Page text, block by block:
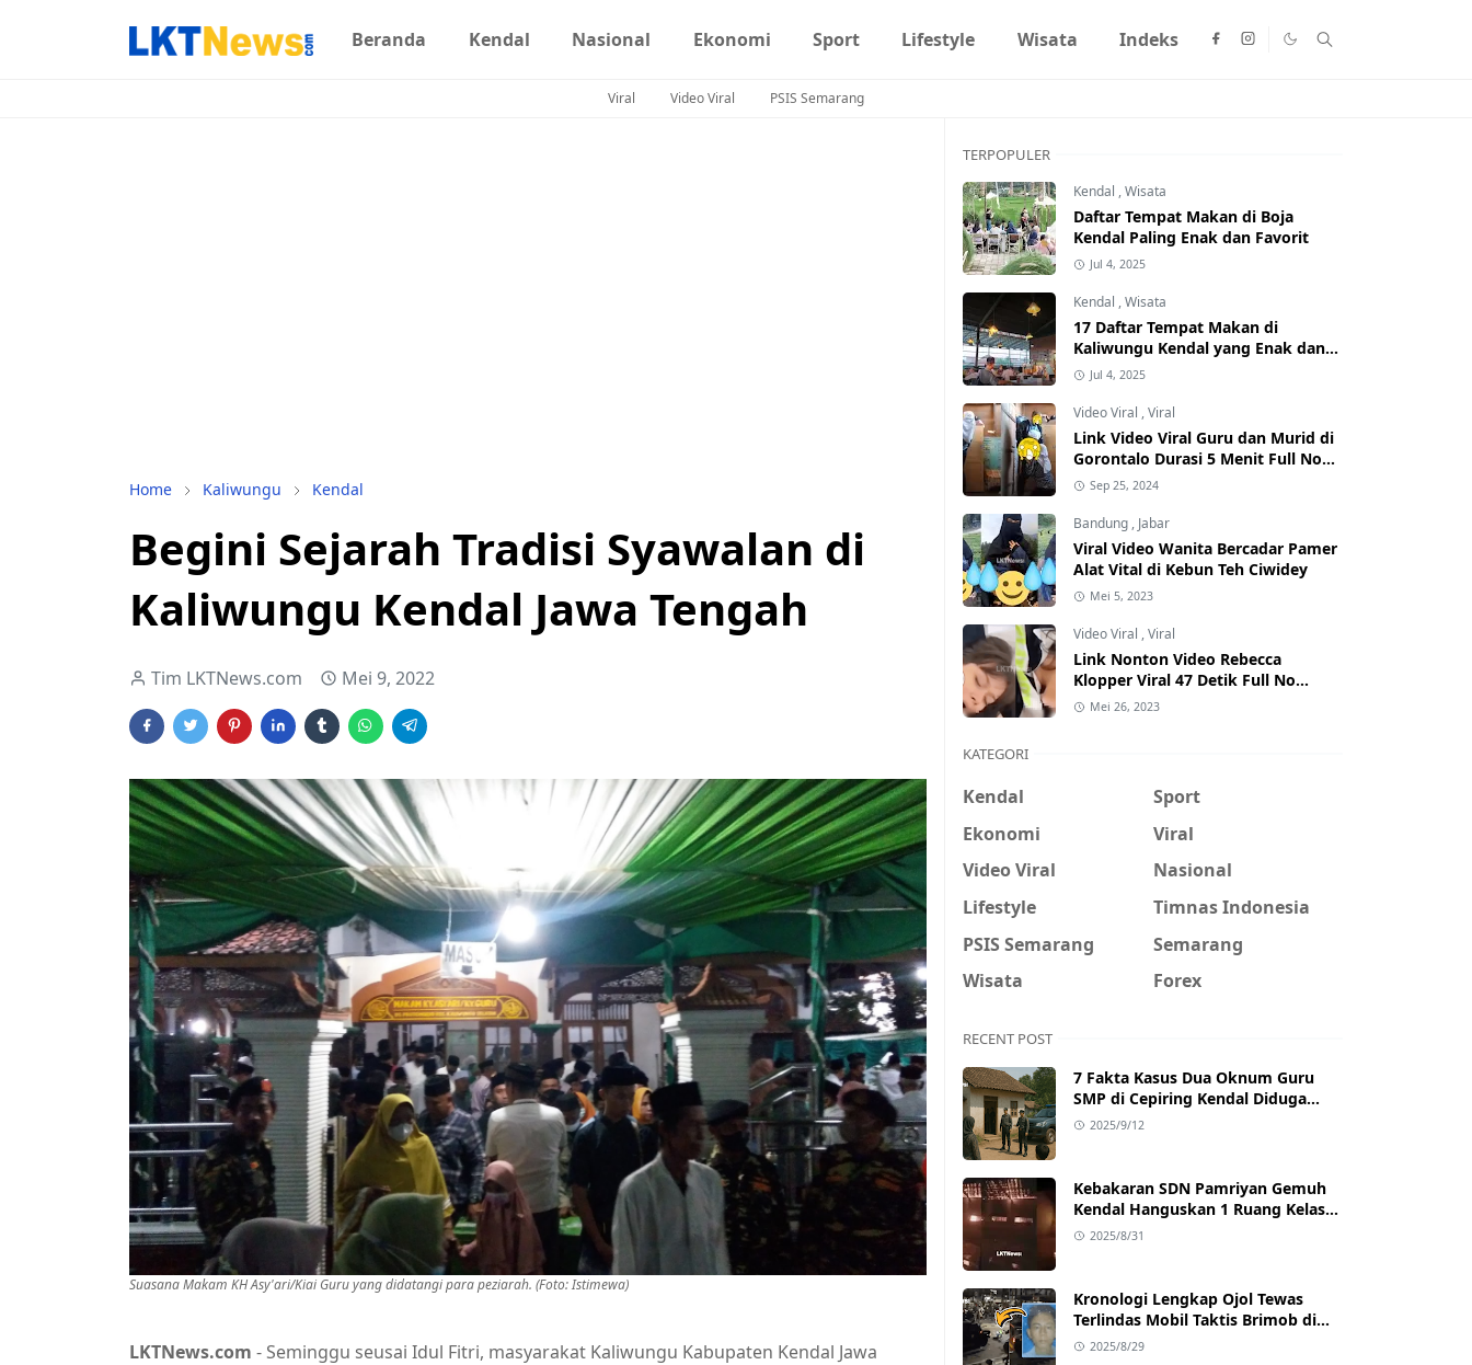
Beranda Kendal Nasional Ekonomi Sport Lifestyle Wisata Indeks
Viral Video Viral PSIS Semarang
Home Kaliwungu Kendal
Begini Sejarah Tradisi Syawalan di
Kaliwungu Kendal Jawa Tengah
Tim LKTNews.com Mei 9, 2022
Suasana Makam KH Asy'ari/Kiai Guru yang didatangi para peziarah. (Foto: Istimewa)
LKTNews.com - Seminggu seusai Idul Fitri, masyarakat Kaliwungu Kabupaten Kendal Jawa
TERPOPULER
Kendal ,Wisata
Daftar Tempat Makan di Boja
Kendal Paling Enak dan Favorit
Jul 4, 2025
Kendal ,Wisata
17 Daftar Tempat Makan di
Kaliwungu Kendal yang Enak dan
Populer
Jul 4, 2025
Video Viral ,Viral
Link Video Viral Guru dan Murid di
Gorontalo Durasi 5 Menit Full No
Sensor Bertebaran di Internet,
Hati-Hati Phising!
Sep 25, 2024
Bandung , Jabar
Viral Video Wanita Bercadar Pamer
Alat Vital di Kebun Teh Ciwidey
Mei 5, 2023
Video Viral ,Viral
Link Nonton Video Rebecca
Klopper Viral 47 Detik Full No
Sensor Bertebaran di Internet,
Mei 26, 2023
KATEGORI
Kendal
Sport
Ekonomi
Viral
Video Viral
Nasional
Lifestyle
Timnas Indonesia
PSIS Semarang
Semarang
Wisata
Forex
RECENT POST
7 Fakta Kasus Dua Oknum Guru
SMP di Cepiring Kendal Diduga
Berselingkuh: Kronologi,
2025/9/12
Kebakaran SDN Pamriyan Gemuh
Kendal Hanguskan 1 Ruang Kelas
dan Toilet
2025/8/31
Kronologi Lengkap Ojol Tewas
Terlindas Mobil Taktis Brimob di
Pejompongan, Ternyata Sedang
2025/8/29